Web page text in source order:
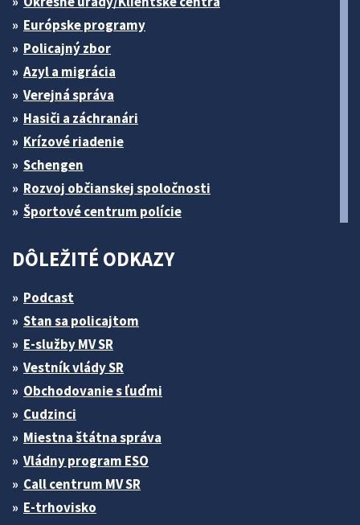
Európske programy
Policajný zbor
Azyl a migrácia
Verejná správa
Hasiči a záchranári
Krízové riadenie
Schengen
Rozvoj občianskej spoločnosti
Športové centrum polície
DÔLEŽITÉ ODKAZY
Podcast
Stan sa policajtom
E-služby MV SR
Vestník vlády SR
Obchodovanie s ľuďmi
Cudzinci
Miestna štátna správa
Vládny program ESO
Call centrum MV SR
E-trhovisko